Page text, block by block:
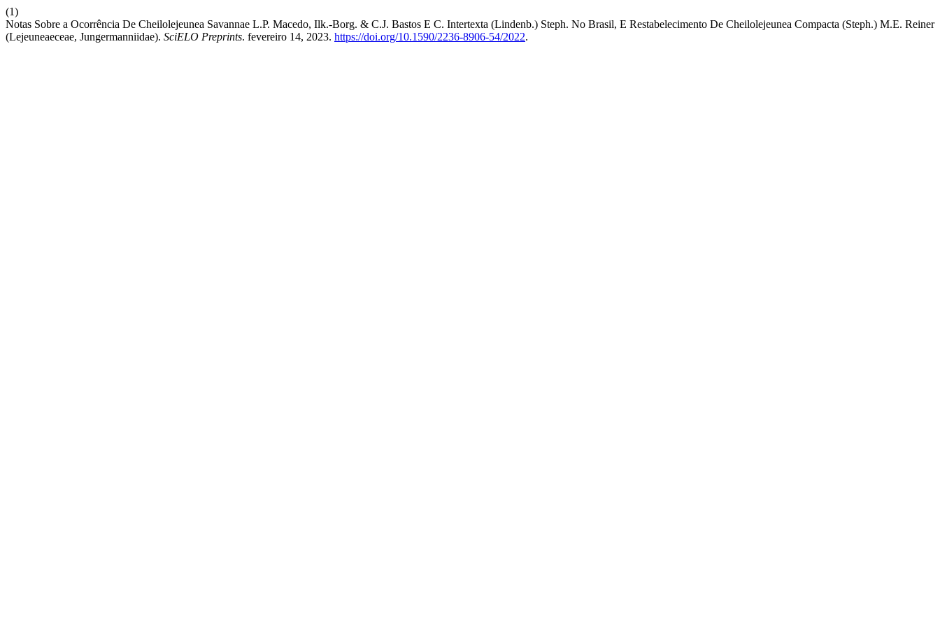
(1)
Notas Sobre a Ocorrência De Cheilolejeunea Savannae L.P. Macedo, Ilk.-Borg. & C.J. Bastos E C. Intertexta (Lindenb.) Steph. No Brasil, E Restabelecimento De Cheilolejeunea Compacta (Steph.) M.E. Reiner
(Lejeuneaeceae, Jungermanniidae). SciELO Preprints. fevereiro 14, 2023. https://doi.org/10.1590/2236-8906-54/2022.